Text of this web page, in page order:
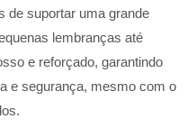
de suportar uma grande
lembranças até
e reforçado, garantindo
e segurança, mesmo com o